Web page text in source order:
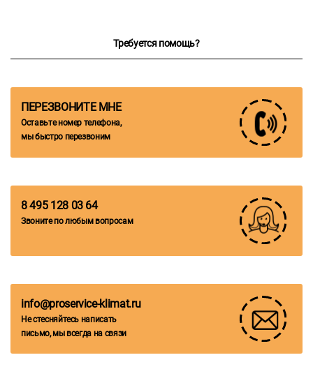
Требуется помощь?
ПЕРЕЗВОНИТЕ МНЕ
Оставьте номер телефона,
мы быстро перезвоним
8 495 128 03 64
Звоните по любым вопросам
info@proservice-klimat.ru
Не стесняйтесь написать
письмо, мы всегда на связи